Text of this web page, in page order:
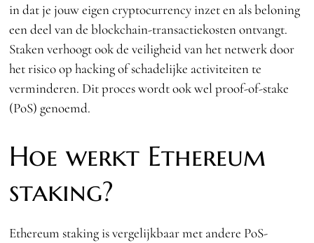
in dat je jouw eigen cryptocurrency inzet en als beloning
een deel van de blockchain-transactiekosten ontvangt.
Staken verhoogt ook de veiligheid van het netwerk door
het risico op hacking of schadelijke activiteiten te
verminderen. Dit proces wordt ook wel proof-of-stake
(PoS) genoemd.
Hoe werkt Ethereum
staking?
Ethereum staking is vergelijkbaar met andere PoS-